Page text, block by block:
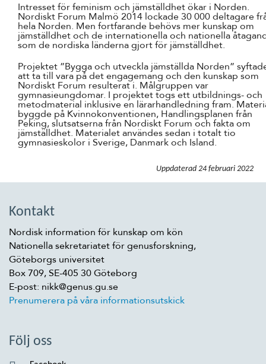
Intresset för feminism och jämställdhet ökar i Norden.
Nordiskt Forum Malmö 2014 lockade 30 000 deltagare
hela Norden. Men fortfarande behövs mer kunskap om
jämställdhet och de internationella och nationella
som de nordiska länderna gjort för jämställdhet.
Projektet ”Bygga och utveckla jämställda Norden”
att ta till vara på det engagemang och den kunskap som
Nordiskt Forum resulterat i. Målgruppen var
gymnasieungdomar. I projektet togs ett utbildnings- och
metodmaterial inklusive en lärarhandledning fram.
byggde på Kvinnokonventionen, Handlingsplanen från
Peking, slutsatserna från Nordiskt Forum och fakta om
jämställdhet. Materialet användes sedan i totalt tio
gymnasieskolor i Sverige, Danmark och Island.
Uppdaterad 24 februari 2022
Kontakt
Nordisk information för kunskap om kön
Nationella sekretariatet för genusforskning,
Göteborgs universitet
Box 709, SE-405 30 Göteborg
E-post: nikk@genus.gu.se
Prenumerera på våra informationsutskick
Följ oss